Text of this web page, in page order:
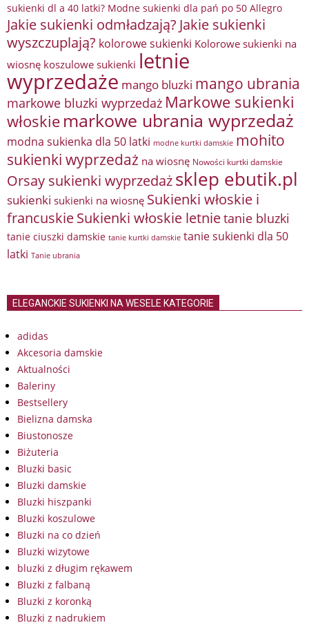
sukienki dl a 40 latki? Modne sukienki dla pań po 50 Allegro
Jakie sukienki odmładzają? Jakie sukienki
wyszczuplają? kolorowe sukienki Kolorowe sukienki na
wiosnę koszulowe sukienki letnie
wyprzedaże mango bluzki mango ubrania
markowe bluzki wyprzedaż Markowe sukienki
włoskie markowe ubrania wyprzedaż
modna sukienka dla 50 latki modne kurtki damskie mohito
sukienki wyprzedaż na wiosnę Nowości kurtki damskie
Orsay sukienki wyprzedażsklep ebutik.pl
sukienki sukienki na wiosnę Sukienki włoskie i
francuskieSukienki włoskie letnietanie bluzki
tanie ciuszki damskie tanie kurtki damskie tanie sukienki dla 50
latki Tanie ubrania
ELEGANCKIE SUKIENKI NA WESELE KATEGORIE
adidas
Akcesoria damskie
Aktualności
Baleriny
Bestsellery
Bielizna damska
Biustonosze
Biżuteria
Bluzki basic
Bluzki damskie
Bluzki hiszpanki
Bluzki koszulowe
Bluzki na co dzień
Bluzki wizytowe
bluzki z długim rękawem
Bluzki z falbaną
Bluzki z koronką
Bluzki z nadrukiem